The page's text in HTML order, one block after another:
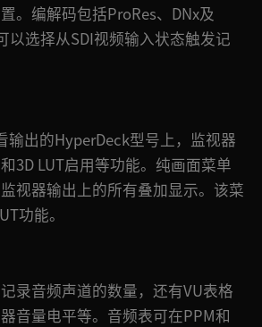
。编解码包括ProRes、DNx及
以选择从SDI视频输入状态触发记
输出的HyperDeck型号上，监视器
3D LUT启用等功能。纯画面菜单
视器输出上的所有叠加显示。该菜
功能。
录音频声道的数量，还有VU表格
音量电平等。音频表可在PPM和